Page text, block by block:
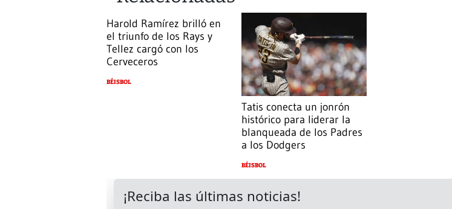
Harold Ramírez brilló en
el triunfo de los Rays y
Tellez cargó con los
Cerveceros
BÉISBOL
Tatis conecta un jonrón
histórico para liderar la
blanqueada de los Padres
a los Dodgers
BÉISBOL